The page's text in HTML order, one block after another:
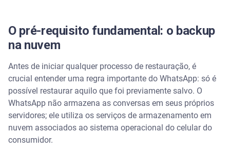
O pré-requisito fundamental: o backup
na nuvem
Antes de iniciar qualquer processo de restauração, é
crucial entender uma regra importante do WhatsApp: só é
possível restaurar aquilo que foi previamente salvo. O
WhatsApp não armazena as conversas em seus próprios
servidores; ele utiliza os serviços de armazenamento em
nuvem associados ao sistema operacional do celular do
consumidor.